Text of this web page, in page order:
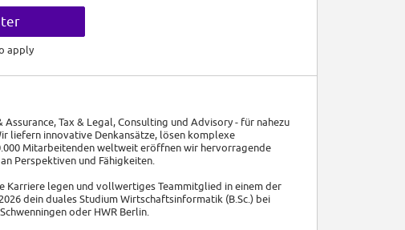
apply
Tax & Legal, Consulting und Advisory - für nahezu
liefern innovative Denkansätze, lösen komplexe
Mitarbeitenden weltweit eröffnen wir hervorragende
Perspektiven und Fähigkeiten.
Karriere legen und vollwertiges Teammitglied in einem der
dein duales Studium Wirtschaftsinformatik (B.Sc.) bei
oder HWR Berlin.